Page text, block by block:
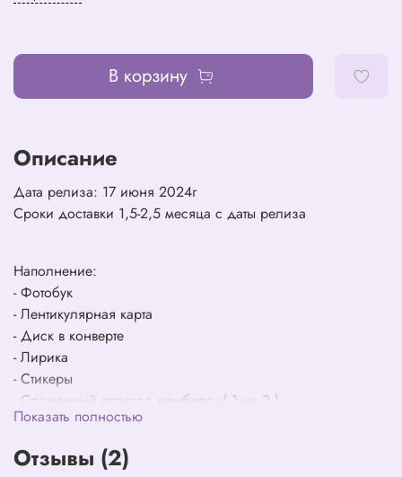
В корзину
Описание
Дата релиза: 17 июня 2024г
Сроки доставки 1,5-2,5 месяца с даты релиза
Наполнение:
- Фотобук
- Лентикулярная карта
- Диск в конверте
- Лирика
- Стикеры
- Сложенный плакат с мембером( 1 из 2 )
- Общий сложенный плакат
- Фотокарты (1 из 4)
- Юнитая фотокарта
Показать полностью
Отзывы (2)